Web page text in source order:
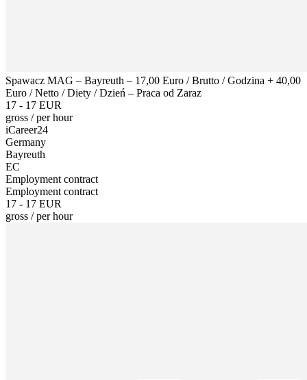
Spawacz MAG – Bayreuth – 17,00 Euro / Brutto / Godzina + 40,00
Euro / Netto / Diety / Dzień – Praca od Zaraz
17 - 17 EUR
gross /per hour
iCareer24
Germany
Bayreuth
EC
Employment contract
Employment contract
17 - 17 EUR
gross /per hour